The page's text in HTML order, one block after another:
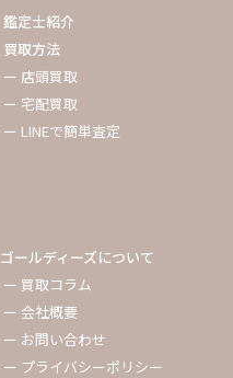
鑑定士紹介
買取方法
ー 店頭買取
ー 宅配買取
ー LINEで簡単査定
ゴールディーズについて
ー 買取コラム
ー 会社概要
ー お問い合わせ
ー プライバシーポリシー